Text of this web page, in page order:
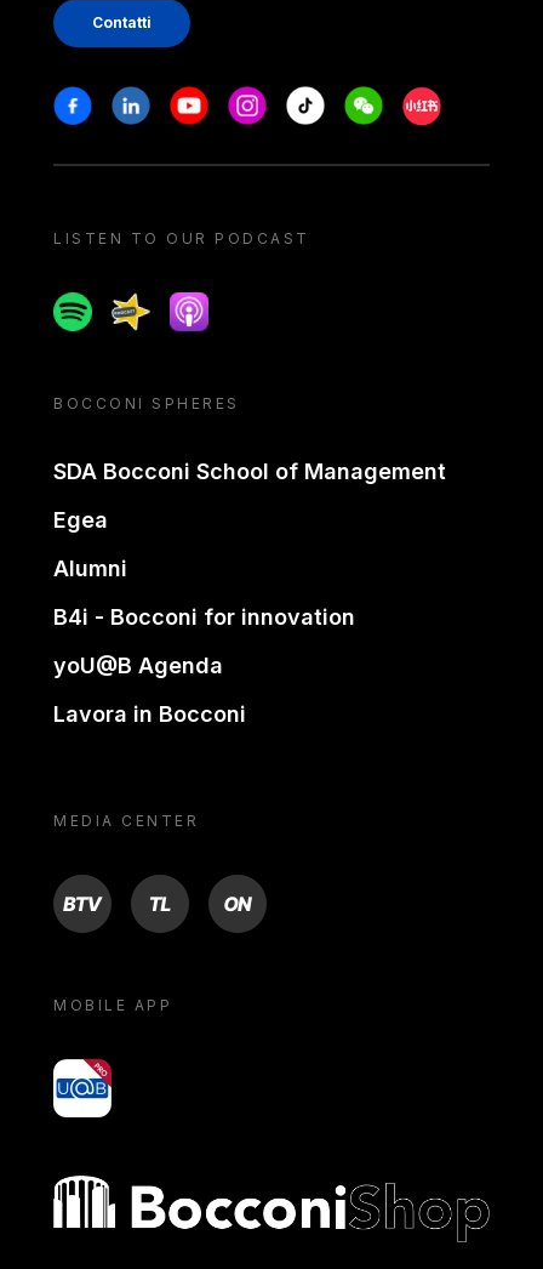
Contatti
Stay in touch
FacebookLinkedinYoutubeInstagram
Tiktok WeechatXiaohongshu/
LISTEN TO OUR PODCAST
SpotifySpreakerApple podcast
BOCCONI SPHERES
SDA Bocconi School of Management
Egea
Alumni
B4i - Bocconi for innovation
yoU@B Agenda
Lavora in Bocconi
MEDIA CENTER
BTV TL ON
MOBILE APP
yoU@B
Bocconi shop